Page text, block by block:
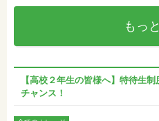
もっ
【高校２年生の皆様へ】特待生
チャンス！